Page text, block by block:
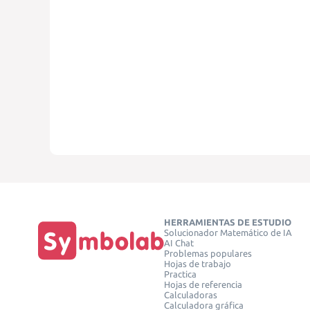
HERRAMIENTAS DE ESTUDIO
Solucionador Matemático de IA
AI Chat
Problemas populares
Hojas de trabajo
Practica
Hojas de referencia
Calculadoras
Calculadora gráfica